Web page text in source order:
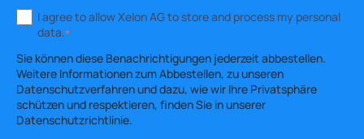
I agree to allow Xelon AG to store and process my personal
data.*
Sie können diese Benachrichtigungen jederzeit abbestellen.
Weitere Informationen zum Abbestellen, zu unseren
Datenschutzverfahren und dazu, wie wir Ihre Privatsphäre
schützen und respektieren, finden Sie in unserer
Datenschutzrichtlinie.